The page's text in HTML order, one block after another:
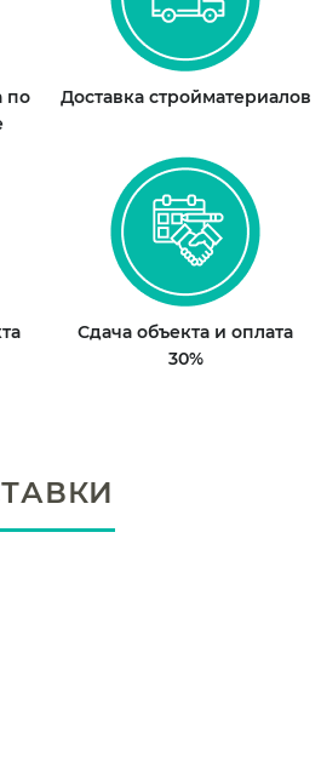
по
Доставка стройматериалов
Сдача объекта и оплата
30%